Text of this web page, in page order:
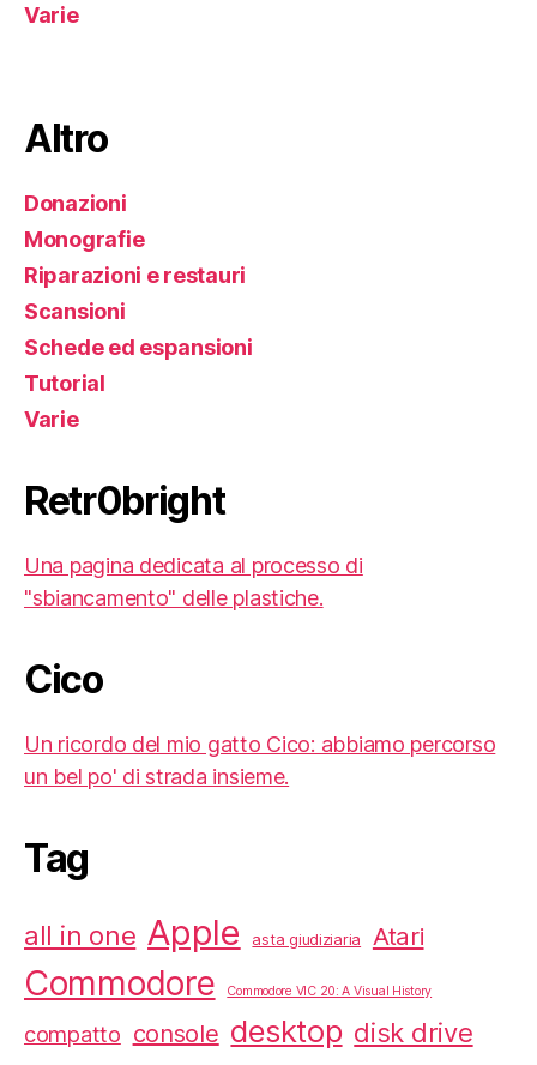
Varie
Altro
Donazioni
Monografie
Riparazioni e restauri
Scansioni
Schede ed espansioni
Tutorial
Varie
Retr0bright
Una pagina dedicata al processo di
"sbiancamento" delle plastiche.
Cico
Un ricordo del mio gatto Cico: abbiamo percorso
un bel po' di strada insieme.
Tag
all in one Apple asta giudiziaria Atari
Commodore Commodore VIC 20: A Visual History
compatto console desktop disk drive